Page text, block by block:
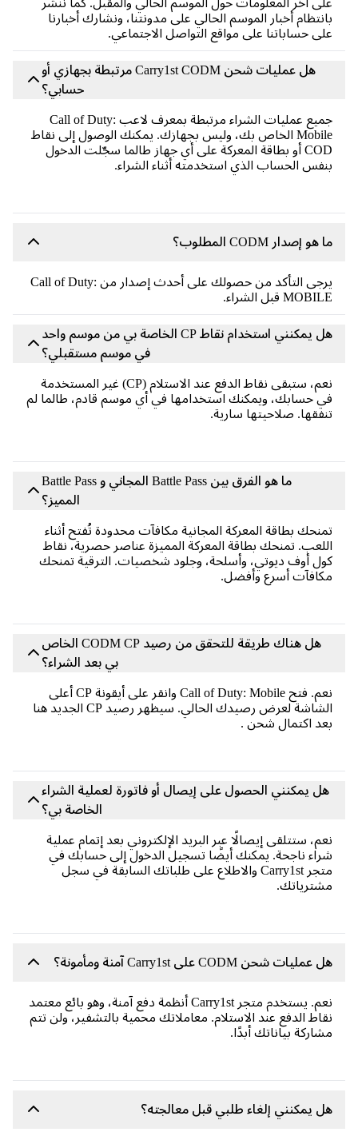
على آخر المعلومات حول الموسم الحالي والمقبل. كما ننشر
بانتظام أخبار الموسم الحالي على مدونتنا، ونشارك أخبارنا
على حساباتنا على مواقع التواصل الاجتماعي.
هل عمليات شحن Carry1st CODM مرتبطة بجهازي أو
حسابي؟
جميع عمليات الشراء مرتبطة بمعرف لاعب Call of Duty:
Mobile الخاص بك، وليس بجهازك. يمكنك الوصول إلى نقاط
COD أو بطاقة المعركة على أي جهاز طالما سجّلت الدخول
بنفس الحساب الذي استخدمته أثناء الشراء.
ما هو إصدار CODM المطلوب؟
يرجى التأكد من حصولك على أحدث إصدار من Call of Duty:
MOBILE قبل الشراء.
هل يمكنني استخدام نقاط CP الخاصة بي من موسم واحد
في موسم مستقبلي؟
نعم، ستبقى نقاط الدفع عند الاستلام (CP) غير المستخدمة
في حسابك، ويمكنك استخدامها في أي موسم قادم، طالما لم
تنفقها. صلاحيتها سارية.
ما هو الفرق بين Battle Pass المجاني و Battle Pass
المميز؟
تمنحك بطاقة المعركة المجانية مكافآت محدودة تُفتح أثناء
اللعب. تمنحك بطاقة المعركة المميزة عناصر حصرية، نقاط
كول أوف ديوتي، وأسلحة، وجلود شخصيات. الترقية تمنحك
مكافآت أسرع وأفضل.
هل هناك طريقة للتحقق من رصيد CODM CP الخاص
بي بعد الشراء؟
نعم. فتح Call of Duty: Mobile وانقر على أيقونة CP أعلى
الشاشة لعرض رصيدك الحالي. سيظهر رصيد CP الجديد هنا
بعد اكتمال شحن .
هل يمكنني الحصول على إيصال أو فاتورة لعملية الشراء
الخاصة بي؟
نعم، ستتلقى إيصالًا عبر البريد الإلكتروني بعد إتمام عملية
شراء ناجحة. يمكنك أيضًا تسجيل الدخول إلى حسابك في
متجر Carry1st والاطلاع على طلباتك السابقة في سجل
مشترياتك.
هل عمليات شحن CODM على Carry1st آمنة ومأمونة؟
نعم. يستخدم متجر Carry1st أنظمة دفع آمنة، وهو بائع معتمد
نقاط الدفع عند الاستلام. معاملاتك محمية بالتشفير، ولن تتم
مشاركة بياناتك أبدًا.
هل يمكنني إلغاء طلبي قبل معالجته؟